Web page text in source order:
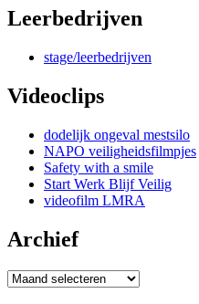
Leerbedrijven
stage/leerbedrijven
Videoclips
dodelijk ongeval mestsilo
NAPO veiligheidsfilmpjes
Safety with a smile
Start Werk Blijf Veilig
videofilm LMRA
Archief
Archief